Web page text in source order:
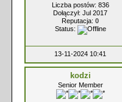
Liczba postów: 836
Dołączył: Jul 2017
Reputacja: 0
Status:
13-11-2024 10:41
kodzi
Senior Member